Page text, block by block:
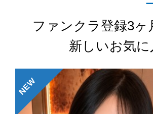
ファンクラ登録3
新しいお気
NEW